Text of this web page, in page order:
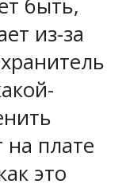
быть,
из-за
плате
это